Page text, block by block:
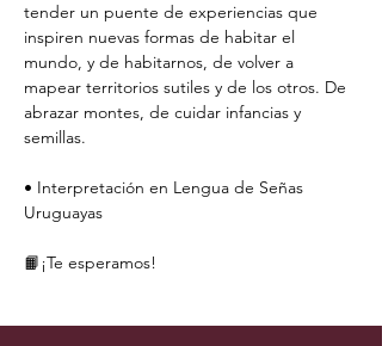
tender un puente de experiencias que
inspiren nuevas formas de habitar el
mundo, y de habitarnos, de volver a
mapear territorios sutiles y de los otros. De
abrazar montes, de cuidar infancias y
semillas.
• Interpretación en Lengua de Señas
Uruguayas
📙¡Te esperamos!